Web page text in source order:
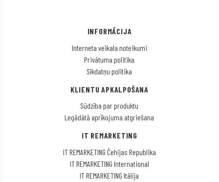
INFORMĀCIJA
Interneta veikala noteikumi
Privātuma politika
Sīkdatņu politika
KLIENTU APKALPOŠANA
Sūdzība par produktu
Legādātā aprīkojuma atgriešana
IT REMARKETING
IT REMARKETING Čehijas Republika
IT REMARKETING International
IT REMARKETING Itālija